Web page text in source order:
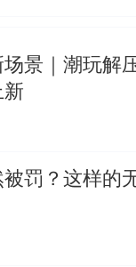
景｜潮玩解
罚？这样的